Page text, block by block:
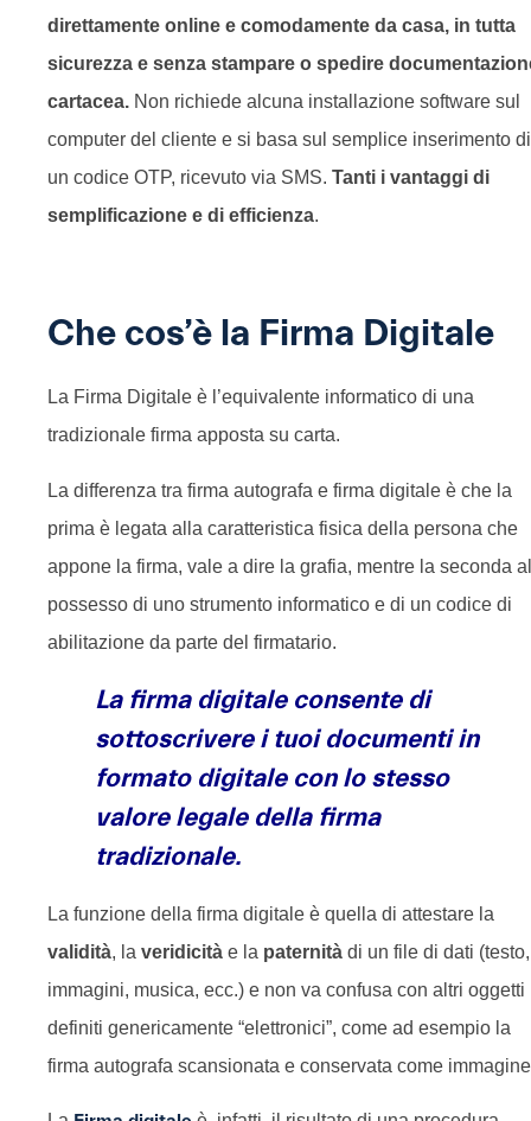
direttamente online e comodamente da casa, in tutta
sicurezza e senza stampare o spedire
cartacea. Non richiede alcuna installazione software sul
computer del cliente e si basa sul semplice inserimento di
un codice OTP, ricevuto via SMS. Tanti i vantaggi di
semplificazione e di efficienza.
Che cos’è la Firma Digitale
La Firma Digitale è l’equivalente informatico di una
tradizionale firma apposta su carta.
La differenza tra firma autografa e firma digitale è che la
prima è legata alla caratteristica fisica della persona che
appone la firma, vale a dire la grafia, mentre la seconda al
possesso di uno strumento informatico e di un codice di
abilitazione da parte del firmatario.
La firma digitale consente di
sottoscrivere i tuoi documenti in
formato digitale con lo stesso
valore legale della firma
tradizionale.
La funzione della firma digitale è quella di attestare la
validità, la veridicità e la paternità di un file di dati (testo,
immagini, musica, ecc.) e non va confusa con altri oggetti
definiti genericamente “elettronici”, come ad esempio la
firma autografa scansionata e conservata come